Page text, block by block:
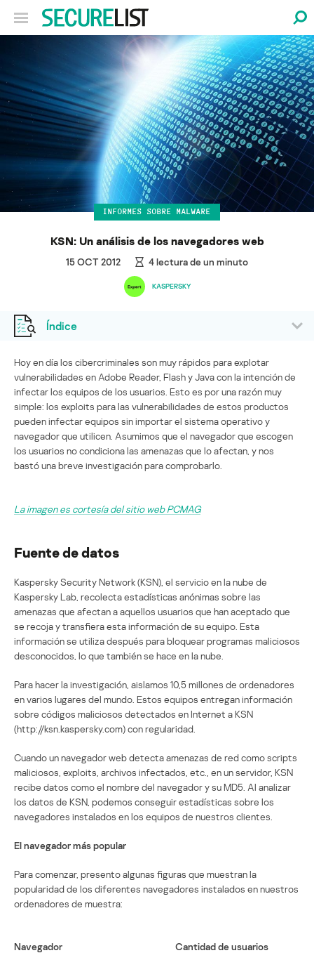
INFORMES SOBRE MALWARE
KSN: Un análisis de los navegadores web
15 OCT 2012 4lectura de un minuto
KASPERSKY
Índice
Hoy en día los cibercriminales son muy rápidos para explotar
vulnerabilidades en Adobe Reader, Flash y Java con la intención de
infectar los equipos de los usuarios. Esto es por una razón muy
simple: los exploits para las vulnerabilidades de estos productos
pueden infectar equipos sin importar el sistema operativo y
navegador que utilicen. Asumimos que el navegador que escogen
los usuarios no condiciona las amenazas que lo afectan, y nos
bastó una breve investigación para comprobarlo.
La imagen es cortesía del sitio web PCMAG
Fuente de datos
Kaspersky Security Network (KSN), el servicio en la nube de
Kaspersky Lab, recolecta estadísticas anónimas sobre las
amenazas que afectan a aquellos usuarios que han aceptado que
se recoja y transfiera esta información de su equipo. Esta
información se utiliza después para bloquear programas maliciosos
desconocidos, lo que también se hace en la nube.
Para hacer la investigación, aislamos 10,5 millones de ordenadores
en varios lugares del mundo. Estos equipos entregan información
sobre códigos maliciosos detectados en Internet a KSN
(http://ksn.kaspersky.com) con regularidad.
Cuando un navegador web detecta amenazas de red como scripts
maliciosos, exploits, archivos infectados, etc., en un servidor, KSN
recibe datos como el nombre del navegador y su MD5. Al analizar
los datos de KSN, podemos conseguir estadísticas sobre los
navegadores instalados en los equipos de nuestros clientes.
El navegador más popular
Para comenzar, presento algunas figuras que muestran la
popularidad de los diferentes navegadores instalados en nuestros
ordenadores de muestra:
Navegador Cantidad de usuarios